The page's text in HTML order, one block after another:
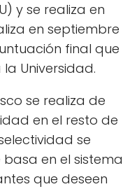
y se realiza en
en septiembre
final que
Universidad.
se realiza de
en el resto de
se
en el sistema
que deseen